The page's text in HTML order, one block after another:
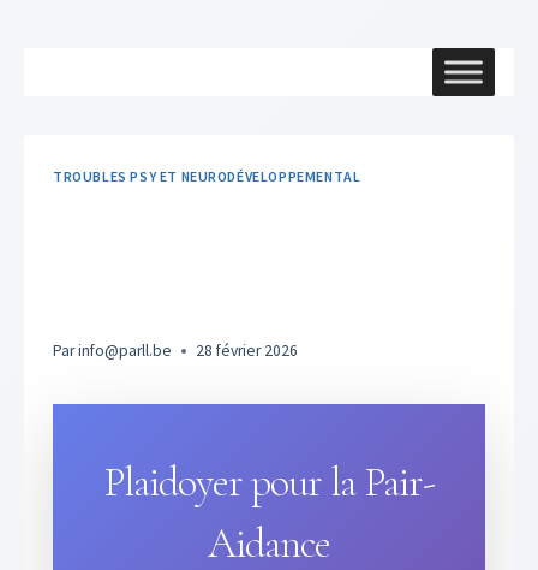
TROUBLES PSY ET NEURODÉVELOPPEMENTAL
Parinfo@parll.be 28 février 2026
Plaidoyer pour la Pair-
Aidance